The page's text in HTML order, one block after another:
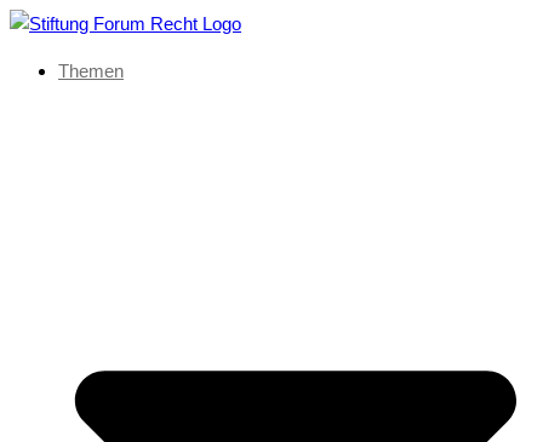
Themen